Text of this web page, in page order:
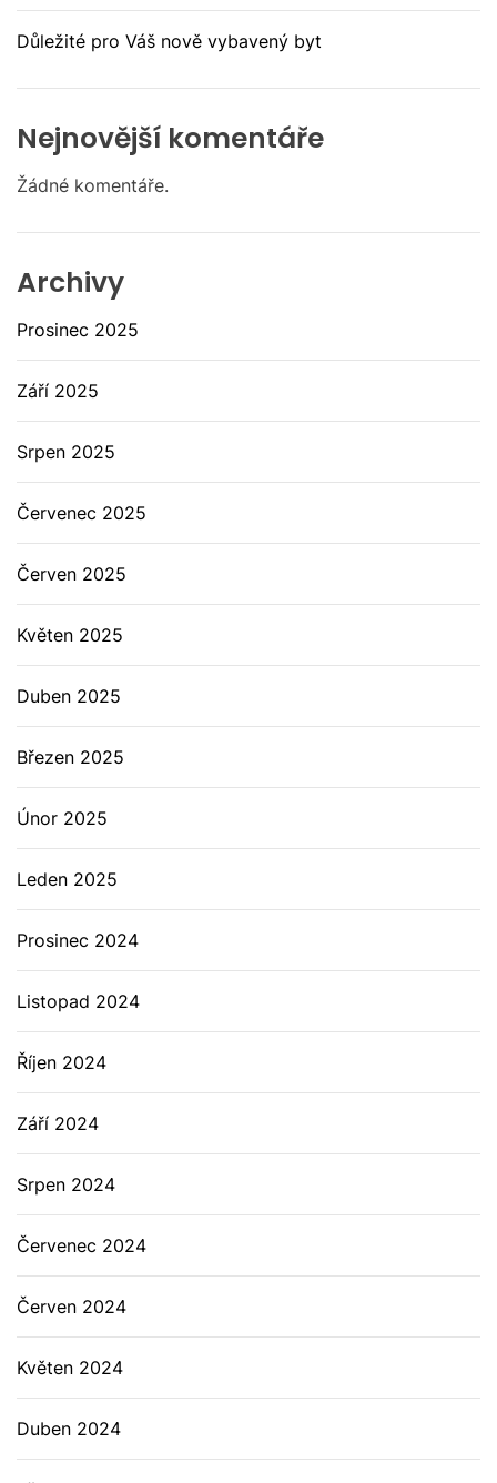
Důležité pro Váš nově vybavený byt
Nejnovější komentáře
Žádné komentáře.
Archivy
Prosinec 2025
Září 2025
Srpen 2025
Červenec 2025
Červen 2025
Květen 2025
Duben 2025
Březen 2025
Únor 2025
Leden 2025
Prosinec 2024
Listopad 2024
Říjen 2024
Září 2024
Srpen 2024
Červenec 2024
Červen 2024
Květen 2024
Duben 2024